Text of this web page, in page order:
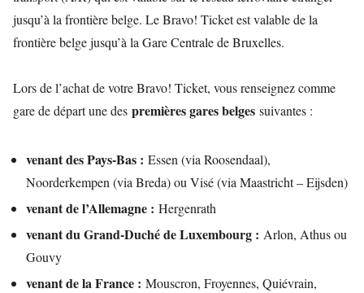
jusqu’à la frontière belge. Le Bravo! Ticket est valable de la
frontière belge jusqu’à la Gare Centrale de Bruxelles.
Lors de l’achat de votre Bravo! Ticket, vous renseignez comme
gare de départ une des premières gares belges suivantes :
venant des Pays-Bas : Essen (via Roosendaal),
Noorderkempen (via Breda) ou Visé (via Maastricht – Eijsden)
venant de l’Allemagne : Hergenrath
venant du Grand-Duché de Luxembourg : Arlon, Athus ou
Gouvy
venant de la France : Mouscron, Froyennes, Quiévrain,